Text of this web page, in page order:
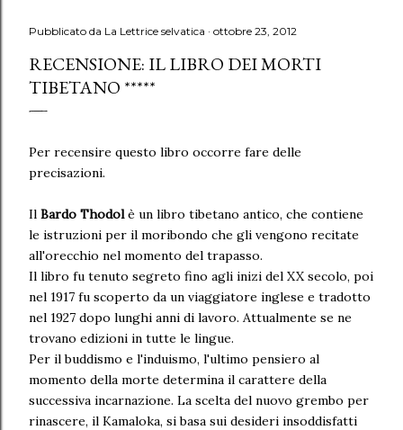
Pubblicato da La Lettrice selvatica ottobre 23, 2012
RECENSIONE: IL LIBRO DEI MORTI
TIBETANO *****
Per recensire questo libro occorre fare delle
precisazioni.
Il Bardo Thodolè un libro tibetano antico, che contiene
le istruzioni per il moribondo che gli vengono recitate
all'orecchio nel momento del trapasso.
Il libro fu tenuto segreto fino agli inizi del XX secolo, poi
nel 1917 fu scoperto da un viaggiatore inglese e tradotto
nel 1927 dopo lunghi anni di lavoro. Attualmente se ne
trovano edizioni in tutte le lingue.
Per il buddismo e l'induismo, l'ultimo pensiero al
momento della morte determina il carattere della
successiva incarnazione. La scelta del nuovo grembo per
rinascere, il Kamaloka, si basa sui desideri insoddisfatti